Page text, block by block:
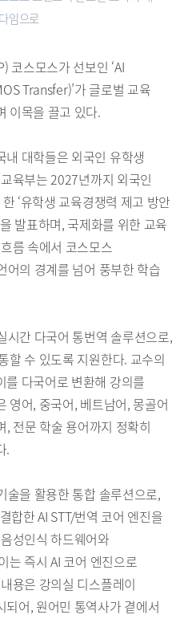
임으로
코스모스가 선보인 ‘AI
Transfer)’가 글로벌 교육
이목을 끌고 있다.
내 대학들은 외국인 유학생
육부는 2027년까지 외국인
‘유학생 교육경쟁력 제고 방안
발표하며, 국제화를 위한 교육
름 속에서 코스모스
어의 경계를 넘어 풍부한 학습
시간 다국어 통번역 솔루션으로,
할 수 있도록 지원한다. 교수의
를 다국어로 변환해 강의를
영어, 중국어, 베트남어, 몽골어
전문 학술 용어까지 정확히
.
술을 활용한 통합 솔루션으로,
합한 AI STT/번역 코어 엔진을
성인식 하드웨어와
는 즉시 AI 코어 엔진으로
용은 강의실 디스플레이
되어, 원어민 통역사가 곁에서